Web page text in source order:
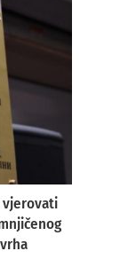
vjerovati